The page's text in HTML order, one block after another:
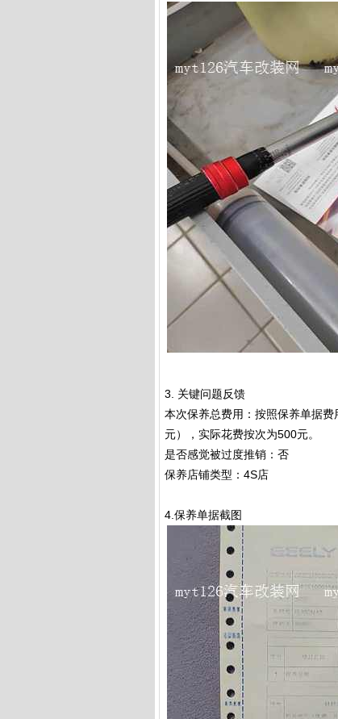
3. 关键问题反馈
本次保养总费用：按照保养单据
元），实际花费按次为500元。
是否感觉被过度推销：否
保养店铺类型：4S店
4.保养单据截图